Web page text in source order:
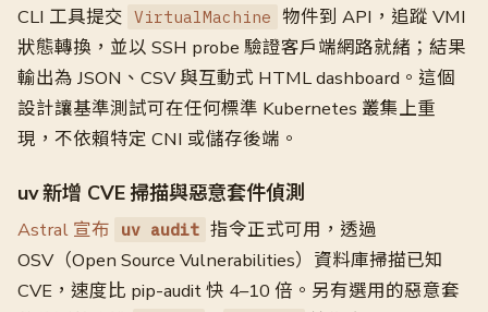
CLI 工具提交 VirtualMachine 物件到 API，追蹤 VMI
狀態轉換，並以 SSH probe 驗證客戶端網路就緒；結果
輸出為 JSON、CSV 與互動式 HTML dashboard。這個
設計讓基準測試可在任何標準 Kubernetes 叢集上重
現，不依賴特定 CNI 或儲存後端。
uv 新增 CVE 掃描與惡意套件偵測
Astral 宣布 uv audit 指令正式可用，透過
OSV（Open Source Vulnerabilities）資料庫掃描已知
CVE，速度比 pip-audit 快 4–10 倍。另有選用的惡意套